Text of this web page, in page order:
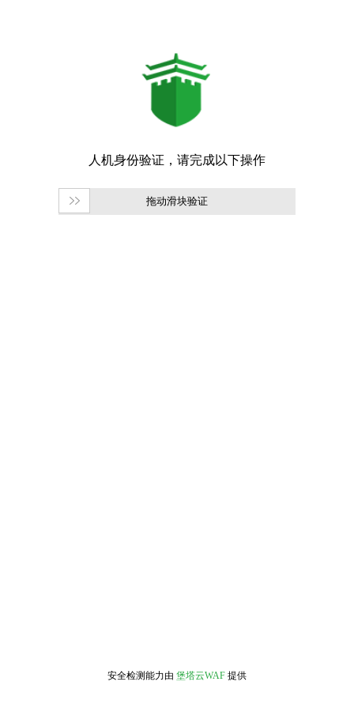
拖动滑块验证
安全检测能力由 堡塔云WAF 提供